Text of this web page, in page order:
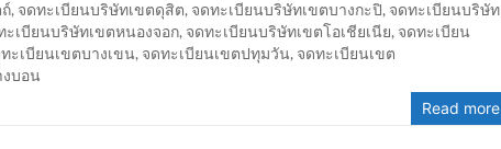
, จดทะเบียนบริษัทเขตดุสิต, จดทะเบียนบริษัทเขตบางกะปิ, จดทะเบียนบริษัท
ะเบียนบริษัทเขตหนองจอก, จดทะเบียนบริษัทเขตโอเชียเนีย, จดทะเบียน
ะเบียนเขตบางเขน, จดทะเบียนเขตปทุมวัน, จดทะเบียนเขต
บอน
Read more